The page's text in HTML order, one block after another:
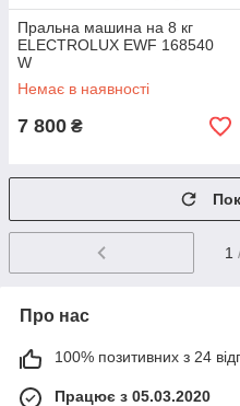
Пральна машина на 8 кг
ELECTROLUX EWF 168540
W
Немає в наявності
7 800 ₴
1
Про нас
100% позитивних з 24
Працює з 05.03.2020